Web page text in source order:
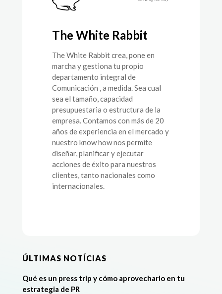
The White Rabbit
The White Rabbit crea, pone en
marcha y gestiona tu propio
departamento integral de
Comunicación , a medida. Sea cual
sea el tamaño, capacidad
presupuestaria o estructura de la
empresa. Contamos con más de 20
años de experiencia en el mercado y
nuestro know how nos permite
diseñar, planificar y ejecutar
acciones de éxito para nuestros
clientes, tanto nacionales como
internacionales.
ÚLTIMAS NOTÍCIAS
Qué es un press trip y cómo aprovecharlo en tu
estrategia de PR